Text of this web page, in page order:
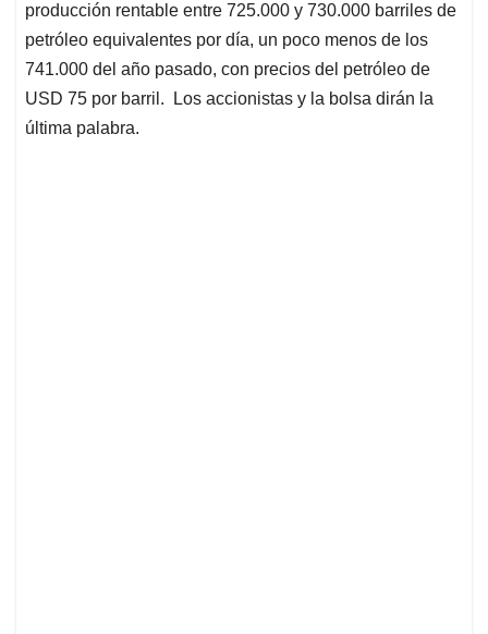
producción rentable entre 725.000 y 730.000 barriles de
petróleo equivalentes por día, un poco menos de los
741.000 del año pasado, con precios del petróleo de
USD 75 por barril. Los accionistas y la bolsa dirán la
última palabra.